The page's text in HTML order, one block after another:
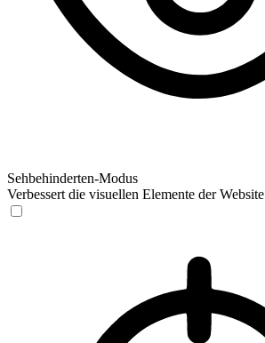
Sehbehinderten-Modus
Verbessert die visuellen Elemente der Website